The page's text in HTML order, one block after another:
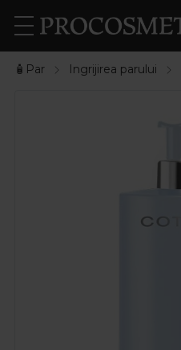
🧴Par Ingrijirea parului